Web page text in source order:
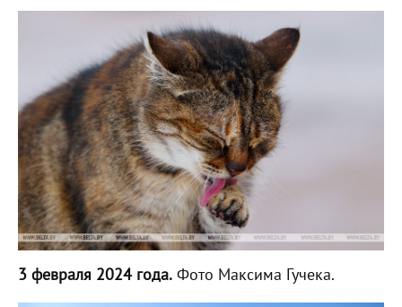
3 февраля 2024 года. Фото Максима Гучека.